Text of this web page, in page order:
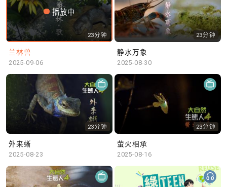
播放中
23分钟
兰林兽
2025-09-06
23分钟
静水万象
2025-08-30
23分钟
外来蜥
2025-08-23
23分钟
萤火相承
2025-08-16